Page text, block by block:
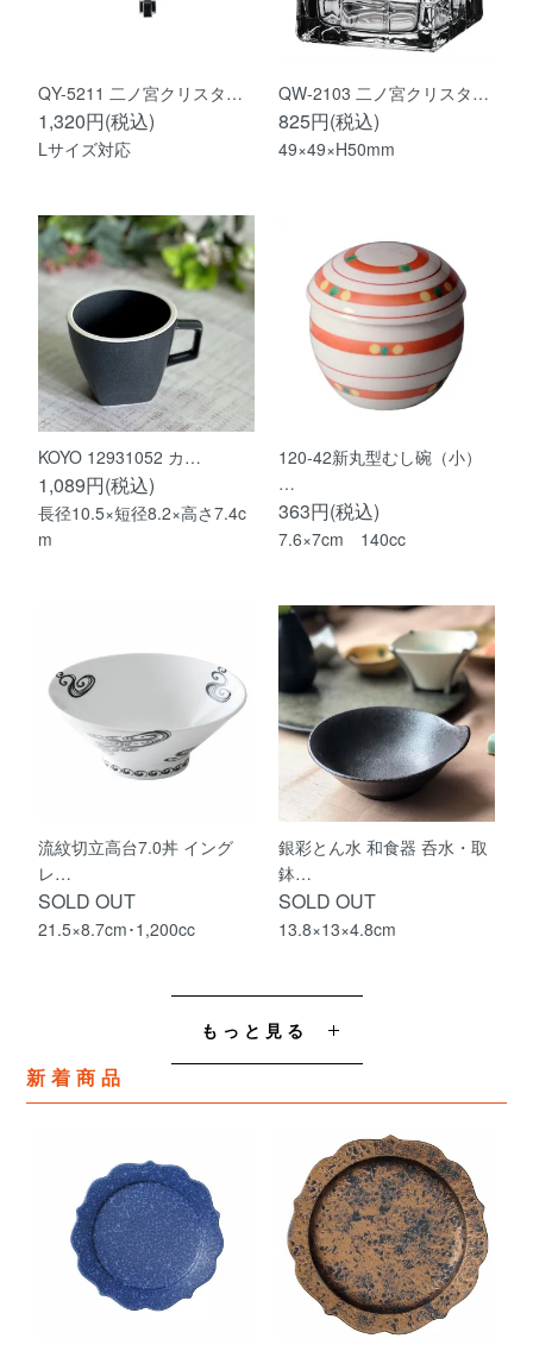
QY-5211 二ノ宮クリスタ…
1,320円(税込)
Lサイズ対応
QW-2103 二ノ宮クリスタ…
825円(税込)
49×49×H50mm
KOYO 12931052 カ…
1,089円(税込)
長径10.5×短径8.2×高さ7.4c
m
120-42新丸型むし碗（小）
…
363円(税込)
7.6×7cm 140cc
流紋切立高台7.0丼 イング
レ…
SOLD OUT
21.5×8.7cm･1,200cc
銀彩とん水 和食器 呑水・取
鉢…
SOLD OUT
13.8×13×4.8cm
もっと見る
新着商品